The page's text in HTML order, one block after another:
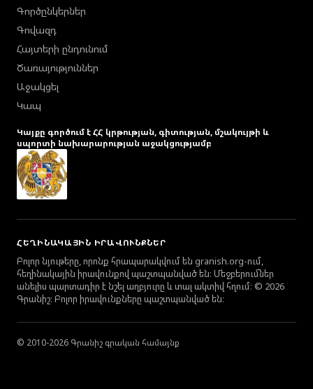
Գործընկերներ
Գովազդ
Հայտերի ընդունում
Ծառայություններ
Աջակցել
Կապ
Կայքը գործում է ՀՀ կրթության, գիտության, մշակույթի և
սպորտի նախարարության աջակցությամբ
ՀԵՂԻՆԱԿԱՅԻՆ ԻՐԱՎՈՒՆՔՆԵՐ
Բոլոր նյութերը, որոնք հրապարակվում են granish.org-ում,
հեղինակային իրավունքով պաշտպանված են։ Մեջբերումներ
անելիս պարտադիր է նշել աղբյուրը և տալ ակտիվ հղում։ © 2026
Գրանիշ։ Բոլոր իրավունքները պաշտպանված են։
© 2010-2026 Գրանիշ գրական համայնք